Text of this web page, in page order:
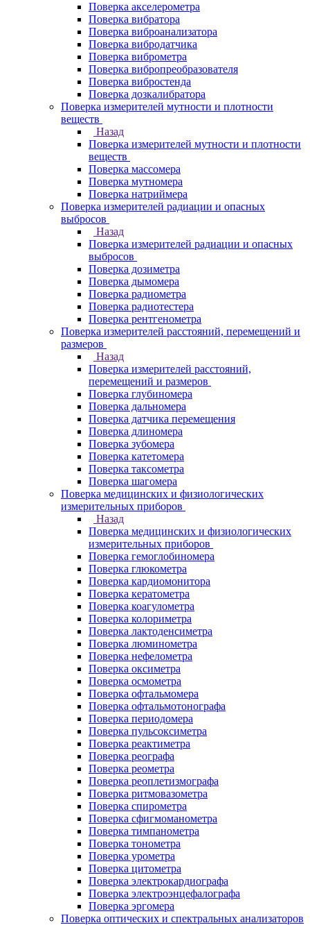
Поверка акселерометра
Поверка вибратора
Поверка виброанализатора
Поверка вибродатчика
Поверка виброметра
Поверка вибропреобразователя
Поверка вибростенда
Поверка дозкалибратора
Поверка измерителей мутности и плотности
веществ
Назад
Поверка измерителей мутности и плотности
веществ
Поверка массомера
Поверка мутномера
Поверка натриймера
Поверка измерителей радиации и опасных
выбросов
Назад
Поверка измерителей радиации и опасных
выбросов
Поверка дозиметра
Поверка дымомера
Поверка радиометра
Поверка радиотестера
Поверка рентгенометра
Поверка измерителей расстояний, перемещений и
размеров
Назад
Поверка измерителей расстояний,
перемещений и размеров
Поверка глубиномера
Поверка дальномера
Поверка датчика перемещения
Поверка длиномера
Поверка зубомера
Поверка катетомера
Поверка таксометра
Поверка шагомера
Поверка медицинских и физиологических
измерительных приборов
Назад
Поверка медицинских и физиологических
измерительных приборов
Поверка гемоглобиномера
Поверка глюкометра
Поверка кардиомонитора
Поверка кератометра
Поверка коагулометра
Поверка колориметра
Поверка лактоденсиметра
Поверка люминометра
Поверка нефелометра
Поверка оксиметра
Поверка осмометра
Поверка офтальмомера
Поверка офтальмотонографа
Поверка периодомера
Поверка пульсоксиметра
Поверка реактиметра
Поверка реографа
Поверка реометра
Поверка реоплетизмографа
Поверка ритмовазометра
Поверка спирометра
Поверка сфигмоманометра
Поверка тимпанометра
Поверка тонометра
Поверка урометра
Поверка цитометра
Поверка электрокардиографа
Поверка электроэнцефалографа
Поверка эргомера
Поверка оптических и спектральных анализаторов